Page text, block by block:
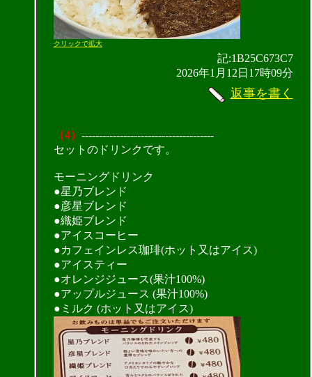
クリックで拡大
記:1B25C673C7
2026年1月12日17時09分
返事を書く
（4） --------------------------------------
セットのドリンクです。
モーニングドリンク
●星乃ブレンド
●彦星ブレンド
●織姫ブレンド
●アイスコーヒー
●カフェインレス珈琲(ホット又はアイス)
●アイスティー
●オレンジジュース(果汁100%)
●アップルジュース (果汁100%)
●ミルク (ホット又はアイス)